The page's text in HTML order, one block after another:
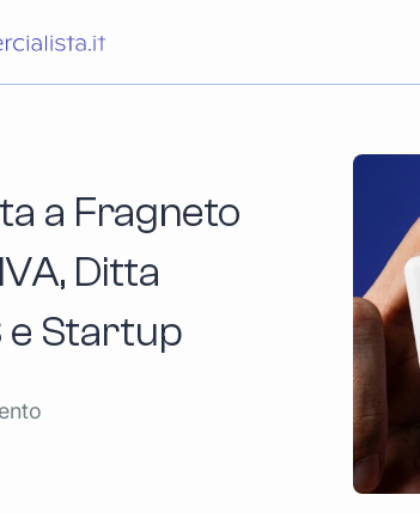
a Fragneto
Ditta
e Startup